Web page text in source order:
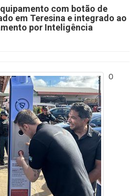
com botão de
em Teresina e integrado ao
por Inteligência
O